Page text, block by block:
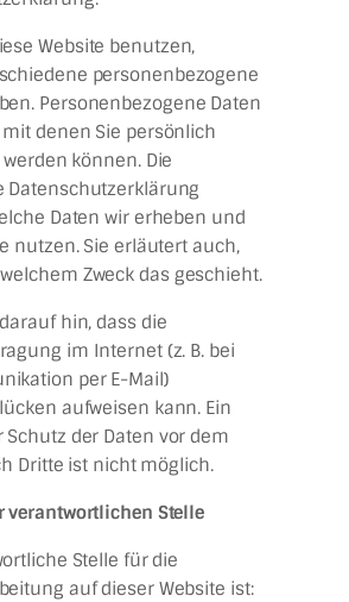
Website benutzen,
personenbezogene
Personenbezogene Daten
mit denen Sie persönlich
können. Die
Datenschutzerklärung
Daten wir erheben und
nutzen. Sie erläutert auch,
Zweck das geschieht.
hin, dass die
im Internet (z. B. bei
per E-Mail)
aufweisen kann. Ein
Schutz der Daten vor dem
Dritte ist nicht möglich.
verantwortlichen Stelle
Stelle für die
auf dieser Website ist: